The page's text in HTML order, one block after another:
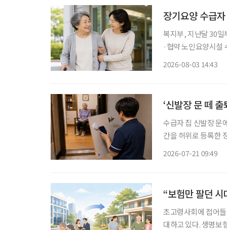
장기요양 수급
복지부, 지난달 30일
·협약 노인요양시설
2026-08-03 14:43
‘신발장 문 떼
수급자 집 신발장 문
간을 허위로 등록한
2026-07-21 09:49
“보험만 팔던
초고령사회에 접어
대하고 있다. 생명보